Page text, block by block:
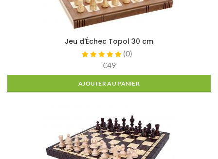
Jeu d'Échec Topol 30 cm
(0)
€49
AJOUTER AU PANIER